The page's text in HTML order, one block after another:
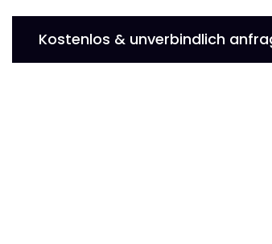
Kostenlos & unverbindlich